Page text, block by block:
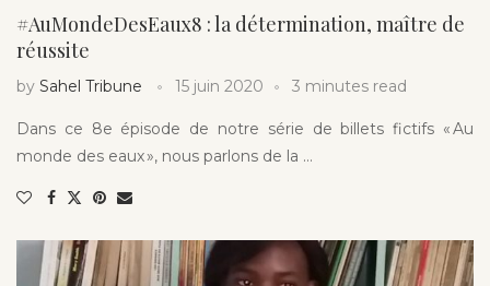
#AuMondeDesEaux8 : la détermination, maître de
réussite
by Sahel Tribune 15 juin 2020 3 minutes read
Dans ce 8e épisode de notre série de billets fictifs « Au
monde des eaux », nous parlons de la …